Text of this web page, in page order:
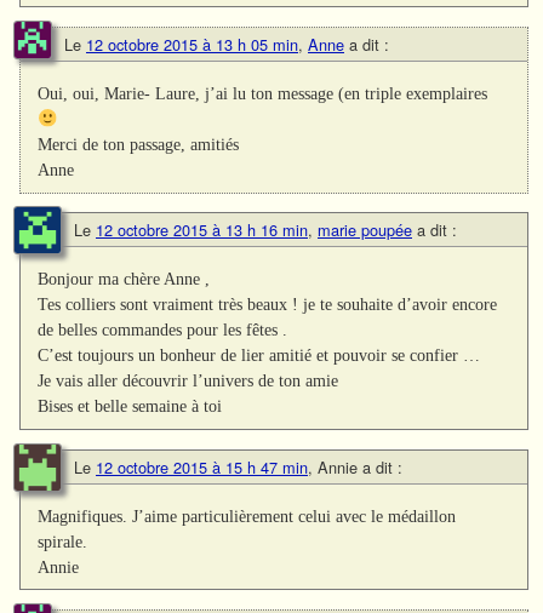
Le 12 octobre 2015 à 13 h 05 min, Anne a dit :
Oui, oui, Marie- Laure, j’ai lu ton message (en triple exemplaires
Merci de ton passage, amitiés
Anne
Le 12 octobre 2015 à 13 h 16 min, marie poupée a dit :
Bonjour ma chère Anne ,
Tes colliers sont vraiment très beaux ! je te souhaite d’avoir encore
de belles commandes pour les fêtes .
C’est toujours un bonheur de lier amitié et pouvoir se confier …
Je vais aller découvrir l’univers de ton amie
Bises et belle semaine à toi
Le 12 octobre 2015 à 15 h 47 min, Annie a dit :
Magnifiques. J’aime particulièrement celui avec le médaillon
spirale.
Annie